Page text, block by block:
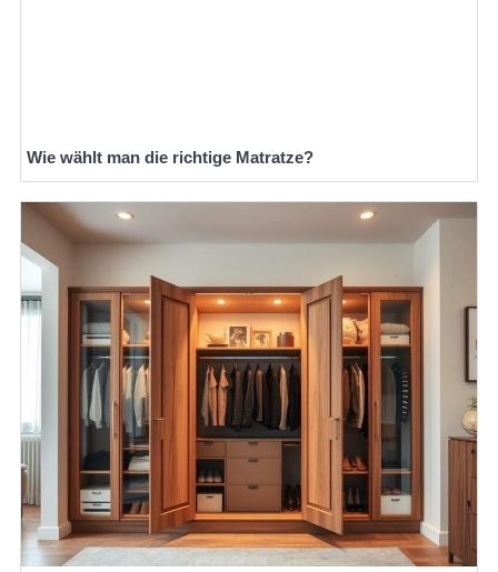
Wie wählt man die richtige Matratze?